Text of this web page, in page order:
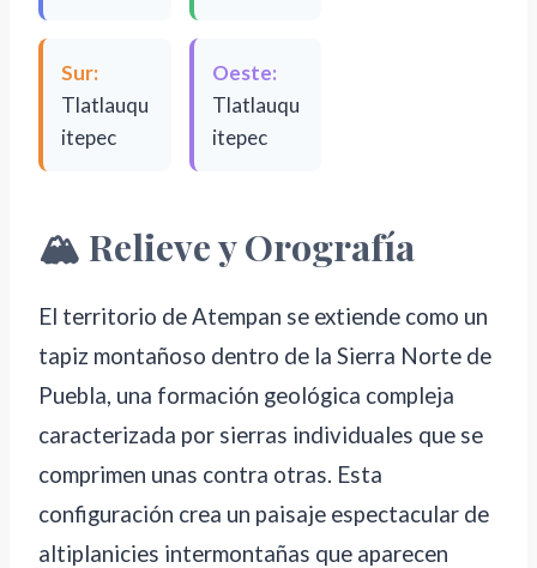
Sur:
Tlatlauqu
itepec
Oeste:
Tlatlauqu
itepec
🏔️ Relieve y Orografía
El territorio de Atempan se extiende como un
tapiz montañoso dentro de la Sierra Norte de
Puebla, una formación geológica compleja
caracterizada por sierras individuales que se
comprimen unas contra otras. Esta
configuración crea un paisaje espectacular de
altiplanicies intermontañas que aparecen